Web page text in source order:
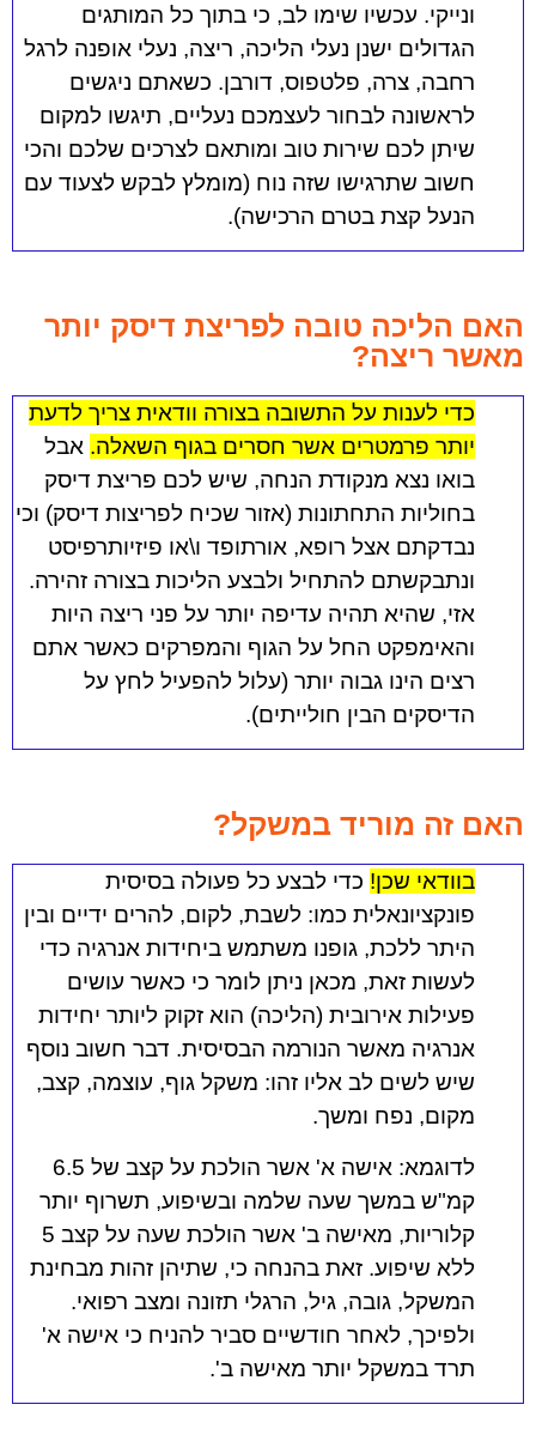
ונייקי. עכשיו שימו לב, כי בתוך כל המותגים
הגדולים ישנן נעלי הליכה, ריצה, נעלי אופנה לרגל
רחבה, צרה, פלטפוס, דורבן. כשאתם ניגשים
לראשונה לבחור לעצמכם נעליים, תיגשו למקום
שיתן לכם שירות טוב ומותאם לצרכים שלכם והכי
חשוב שתרגישו שזה נוח (מומלץ לבקש לצעוד עם
הנעל קצת בטרם הרכישה).
האם הליכה טובה לפריצת דיסק יותר
מאשר ריצה?
כדי לענות על התשובה בצורה וודאית צריך לדעת
יותר פרמטרים אשר חסרים בגוף השאלה. אבל
בואו נצא מנקודת הנחה, שיש לכם פריצת דיסק
בחוליות התחתונות (אזור שכיח לפריצות דיסק) וכי
נבדקתם אצל רופא, אורתופד ו\או פיזיותרפיסט
ונתבקשתם להתחיל ולבצע הליכות בצורה זהירה.
אזי, שהיא תהיה עדיפה יותר על פני ריצה היות
והאימפקט החל על הגוף והמפרקים כאשר אתם
רצים הינו גבוה יותר (עלול להפעיל לחץ על
הדיסקים הבין חולייתים).
האם זה מוריד במשקל?
בוודאי שכן! כדי לבצע כל פעולה בסיסית
פונקציונאלית כמו: לשבת, לקום, להרים ידיים ובין
היתר ללכת, גופנו משתמש ביחידות אנרגיה כדי
לעשות זאת, מכאן ניתן לומר כי כאשר עושים
פעילות אירובית (הליכה) הוא זקוק ליותר יחידות
אנרגיה מאשר הנורמה הבסיסית. דבר חשוב נוסף
שיש לשים לב אליו זהו: משקל גוף, עוצמה, קצב,
מקום, נפח ומשך.
לדוגמא: אישה א' אשר הולכת על קצב של 6.5
קמ"ש במשך שעה שלמה ובשיפוע, תשרוף יותר
קלוריות, מאישה ב' אשר הולכת שעה על קצב 5
ללא שיפוע. זאת בהנחה כי, שתיהן זהות מבחינת
המשקל, גובה, גיל, הרגלי תזונה ומצב רפואי.
ולפיכך, לאחר חודשיים סביר להניח כי אישה א'
תרד במשקל יותר מאישה ב'.